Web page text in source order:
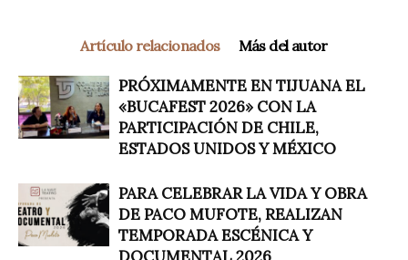
Artículo relacionados Más del autor
PRÓXIMAMENTE EN TIJUANA EL
«BUCAFEST 2026» CON LA
PARTICIPACIÓN DE CHILE,
ESTADOS UNIDOS Y MÉXICO
PARA CELEBRAR LA VIDA Y OBRA
DE PACO MUFOTE, REALIZAN
TEMPORADA ESCÉNICA Y